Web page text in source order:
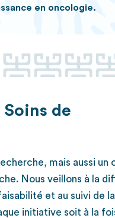
en oncologie.
de
mais aussi un
Nous veillons à la
et au suivi de
initiative soit à la